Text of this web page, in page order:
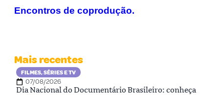
Encontros de coprodução.
Mais recentes
FILMES, SÉRIES E TV
07/08/2026
Dia Nacional do Documentário Brasileiro: conheça